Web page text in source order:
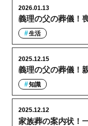
義理の父の葬儀！
2026.01.13
生活
義理の父の葬儀！
2025.12.15
知識
家族葬の案内状！
2025.12.12